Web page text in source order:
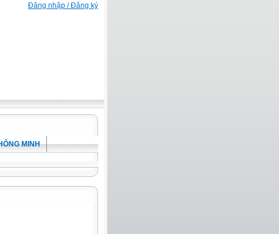
Đăng nhập / Đăng ký
MINH